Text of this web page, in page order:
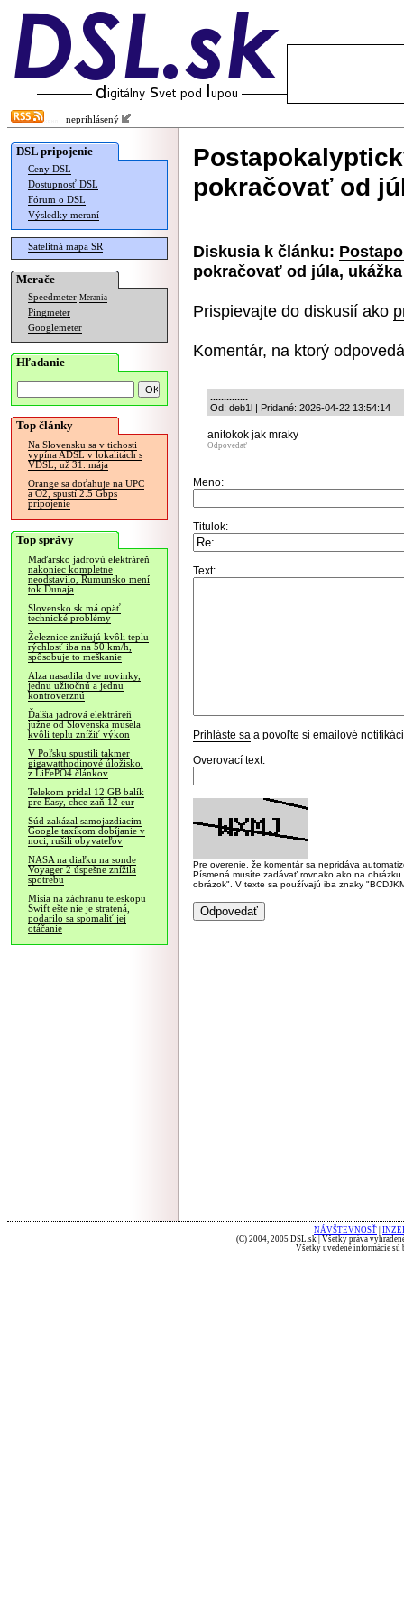
neprihlásený
DSL pripojenie
Ceny DSL
Dostupnosť DSL
Fórum o DSL
Výsledky meraní
Satelitná mapa SR
Merače
Speedmeter Merania
Pingmeter
Googlemeter
Hľadanie
Top články
Na Slovensku sa v tichosti
vypína ADSL v lokalitách s
VDSL, už 31. mája
Orange sa doťahuje na UPC
a O2, spustí 2.5 Gbps
pripojenie
Top správy
Maďarsko jadrovú elektráreň
nakoniec kompletne
neodstavilo, Rumunsko mení
tok Dunaja
Slovensko.sk má opäť
technické problémy
Železnice znižujú kvôli teplu
rýchlosť iba na 50 km/h,
spôsobuje to meškanie
Alza nasadila dve novinky,
jednu užitočnú a jednu
kontroverznú
Ďalšia jadrová elektráreň
južne od Slovenska musela
kvôli teplu znížiť výkon
V Poľsku spustili takmer
gigawatthodinové úložisko,
z LiFePO4 článkov
Telekom pridal 12 GB balík
pre Easy, chce zaň 12 eur
Súd zakázal samojazdiacim
Google taxíkom dobíjanie v
noci, rušili obyvateľov
NASA na diaľku na sonde
Voyager 2 úspešne znížila
spotrebu
Misia na záchranu teleskopu
Swift ešte nie je stratená,
podarilo sa spomaliť jej
otáčanie
pokračovať od
Diskusia k článku:
pokračovať od júla, ukážka
Prispievajte do diskusií ako
Komentár, na ktorý
..............
Od: deb1l | Pridané: 2026-04-22 13:54:14
anitokok jak mraky
Odpovedať
Meno:
Titulok:
Text:
Prihláste sa a povoľte si emailové
Overovací text:
Pre overenie, že komentár sa nepridáva
Písmená musíte zadávať rovnako ako na
obrázok". V texte sa používajú iba znaky
NÁVŠTEVNOSŤ
(C) 2004, 2005 DSL.sk | Všetky práva
Všetky uvedené informácie sú